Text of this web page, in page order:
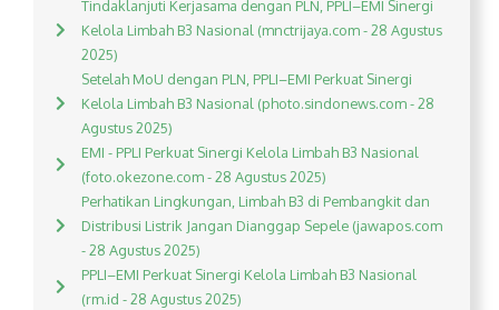
Tindaklanjuti Kerjasama dengan PLN, PPLI–EMI Sinergi
Kelola Limbah B3 Nasional (mnctrijaya.com - 28 Agustus
2025)
Setelah MoU dengan PLN, PPLI–EMI Perkuat Sinergi
Kelola Limbah B3 Nasional (photo.sindonews.com - 28
Agustus 2025)
EMI - PPLI Perkuat Sinergi Kelola Limbah B3 Nasional
(foto.okezone.com - 28 Agustus 2025)
Perhatikan Lingkungan, Limbah B3 di Pembangkit dan
Distribusi Listrik Jangan Dianggap Sepele (jawapos.com
- 28 Agustus 2025)
PPLI–EMI Perkuat Sinergi Kelola Limbah B3 Nasional
(rm.id - 28 Agustus 2025)